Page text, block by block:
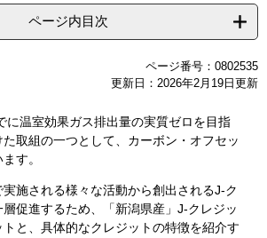
ページ内目次
ページ番号：0802535
更新日：2026年2月19日更新
温室効果ガス排出量の実質ゼロを目指
た取組の一つとして、カーボン・オフセッ
す。
施される様々な活動から創出されるJ-ク
促進するため、「新潟県産」J-クレジッ
トと、具体的なクレジットの特徴を紹介す